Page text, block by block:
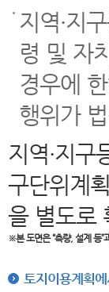
지역·지
령 및 자
경우에
행위가
지역·지
구단위계
을 별도로
※본 도면은“측량, 설계 등”
토지이용계획